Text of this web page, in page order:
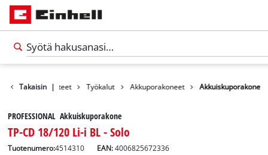
Takaisin |
Tuotteet Työkalut Akkuporakoneet Akkuiskuporakone
PROFESSIONAL Akkuiskuporakone
TP-CD 18/120 Li-i BL - Solo
Tuotenumero:4514310 EAN:4006825672336